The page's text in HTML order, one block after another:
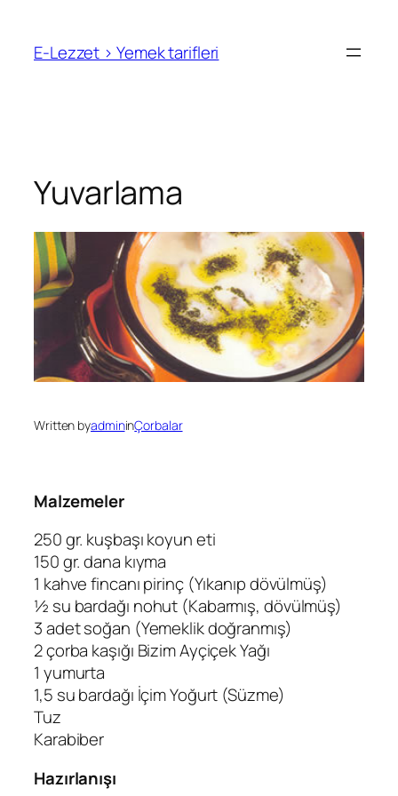
E-Lezzet › Yemek tarifleri
Yuvarlama
Written byadmininÇorbalar
Malzemeler
250 gr. kuşbaşı koyun eti
150 gr. dana kıyma
1 kahve fincanı pirinç (Yıkanıp dövülmüş)
½ su bardağı nohut (Kabarmış, dövülmüş)
3 adet soğan (Yemeklik doğranmış)
2 çorba kaşığı Bizim Ayçiçek Yağı
1 yumurta
1,5 su bardağı İçim Yoğurt (Süzme)
Tuz
Karabiber
Hazırlanışı